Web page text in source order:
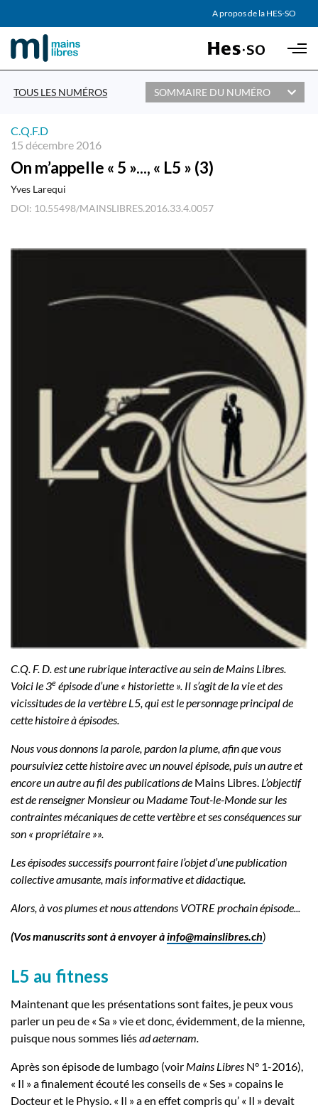
Skip to main content
A propos de la HES-SO
PARTENAIRES
TOUS LES NUMÉROS SOMMAIRE DU NUMÉRO
C.Q.F.D
15 décembre 2016
On m’appelle « 5 »..., « L5 » (3)
Yves Larequi
DOI: 10.55498/MAINSLIBRES.2016.33.4.0057
C.Q. F. D. est une rubrique interactive au sein de Mains Libres.
Voici le 3e épisode d’une « historiette ». Il s’agit de la vie et des
vicissitudes de la vertèbre L5, qui est le personnage principal de
cette histoire à épisodes.
Nous vous donnons la parole, pardon la plume, afin que vous
poursuiviez cette histoire avec un nouvel épisode, puis un autre et
encore un autre au fil des publications de Mains Libres. L’objectif
est de renseigner Monsieur ou Madame Tout-le-Monde sur les
contraintes mécaniques de cette vertèbre et ses conséquences sur
son « propriétaire »».
Les épisodes successifs pourront faire l’objet d’une publication
collective amusante, mais informative et didactique.
Alors, à vos plumes et nous attendons VOTRE prochain épisode...
(Vos manuscrits sont à envoyer àinfo@mainslibres.ch)
L5 au fitness
Maintenant que les présentations sont faites, je peux vous
parler un peu de « Sa » vie et donc, évidemment, de la mienne,
puisque nous sommes liésad aeternam.
Après son épisode de lumbago (voir Mains Libres N° 1-2016),
« Il » a finalement écouté les conseils de « Ses » copains le
Docteur et le Physio. « Il » a en effet compris qu’ « Il » devait